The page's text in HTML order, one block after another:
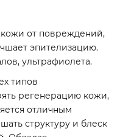
от повреждений,
эпителизацию.
ультрафиолета.
типов
регенерацию кожи,
отличным
структуру и блеск